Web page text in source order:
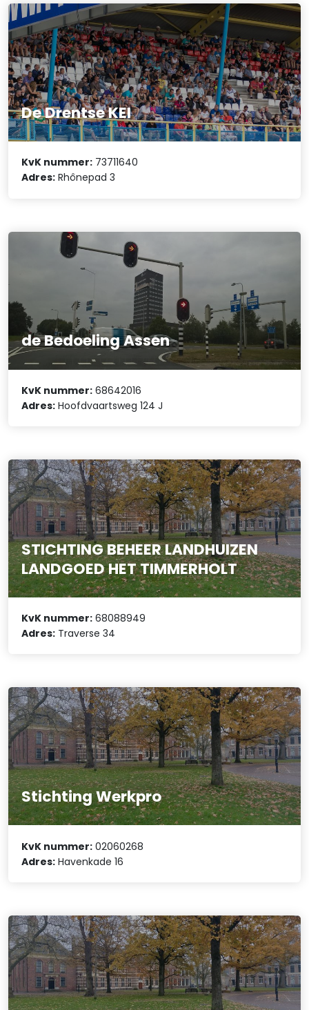
De Drentse KEI
KvK nummer: 73711640
Adres: Rhônepad 3
de Bedoeling Assen
KvK nummer: 68642016
Adres: Hoofdvaartsweg 124 J
STICHTING BEHEER LANDHUIZEN
LANDGOED HET TIMMERHOLT
KvK nummer: 68088949
Adres: Traverse 34
Stichting Werkpro
KvK nummer: 02060268
Adres: Havenkade 16